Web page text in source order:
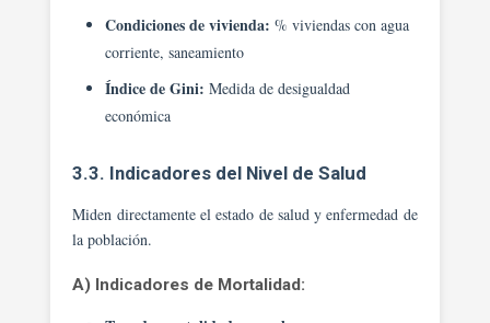
Condiciones de vivienda: % viviendas con agua
corriente, saneamiento
Índice de Gini: Medida de desigualdad
económica
3.3. Indicadores del Nivel de Salud
Miden directamente el estado de salud y enfermedad de
la población.
A) Indicadores de Mortalidad: